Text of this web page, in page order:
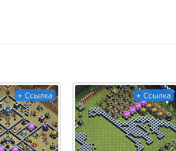
+ Ссылка + Ссылка